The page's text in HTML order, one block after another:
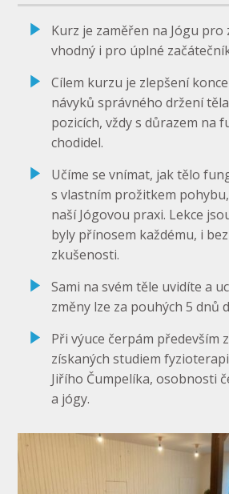
Kurz je zaměřen na Jógu pro
vhodný i pro úplné
Cílem kurzu je zlepšení
návyků správného držení
pozicích, vždy s důrazem na
chodidel.
Učíme se vnímat, jak tělo
s vlastním prožitkem
naší Jógovou praxi. Lekce
byly přínosem každému, i
zkušenosti.
Sami na svém těle uvidíte a
změny lze za pouhých 5 dnů
Při výuce čerpám především
získaných studiem
Jiřího Čumpelíka, osobnosti
a jógy.